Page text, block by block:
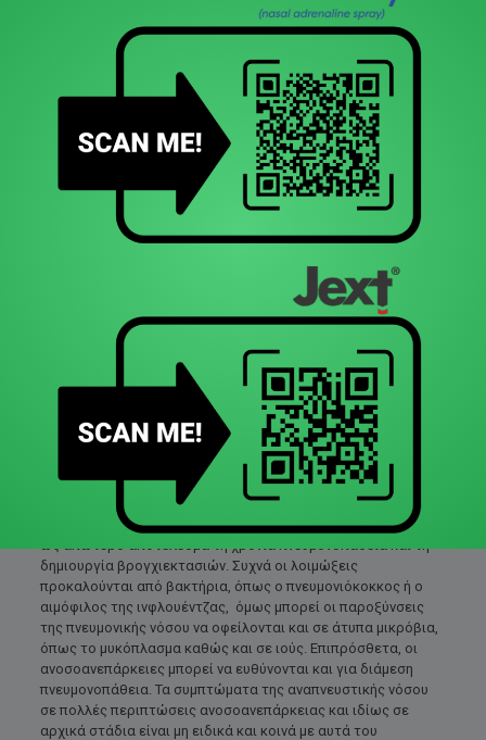
εμφανίζεται μετά την εισαγωγή τροφών που περιέχουν
γλουτένη στο διαιτολόγιο, οφείλεται σε αυτοάνοσο
μηχανισμό που πυροδοτείται από τη γλουτένη και στην
κλασική της μορφή συνήθως εμφανίζεται σε παιδιά έως 3
ετών και προκαλεί εντεροπάθεια, με αποτέλεσμα κοιλιακό
πόνο και διάρροια, εμέτους, δυσαπορρόφηση θρεπτικών
συστατικών και καθυστέρηση της ανάπτυξης. Η ΙΦΝΕ επίσης
αποτελεί αυτοάνοση διαταραχή που εμφανίζεται με κοιλιακό
άλγος, διάρροιες και απώλεια βάρους, όμως σπάνια
δημιουργεί διαφοροδιαγνωστικό πρόβλημα, καθώς συνήθως
εμφανίζεται στην εφηβεία, υπάρχουν αιμαρραγικές κενώσεις
και συχνά χαρακτηριστικές εξωεντερικές εκδηλώσεις.
συνυπάρχουν. Έτσι, σε κάποιες ανοσοανεπάρκειες έχει
αναφερθεί αυξημένο ποσοστό ασθενών με τροφική αλλεργία,
όπως π.χ. σε υπογαμμασφαιριναιμία, εκλεκτική ανεπάρκεια
IgA, υπερ- IgM σύνδρομο 1 (μετάλλαξη στο γονίδιο του CD40
ligand), HIES, SCID. Στην ανεπάρκεια της IgA αναφέρεται
20πλάσιος κίνδυνος για κοιλιοκάκη. Σε ασθενείς με κοινή
ποικίλη ανοσοανεπάρκεια μπορεί να συνυπάρχει ΙΦΝΕ.
Τέλος, αναπνευστικές αλλεργίες και ανοσολογικές
διαταραχές μπορεί να μοιράζονται κοινά συμπτώματα. Οι
πρωτοπαθείς αντισωματικές ανεπάρκειες, που είναι και οι
πιο συχνές ανοσοανεπάρκειες προδιαθέτουν σε σοβαρές και
υποτροπιάζουσες λοιμώξεις αναπνευστικού και συχνά έχουν
δημιουργία βρογχιεκτασιών. Συχνά οι λοιμώξεις
προκαλούνται από βακτήρια, όπως ο πνευμονιόκοκκος ή ο
αιμόφιλος της ινφλουέντζας, όμως μπορεί οι παροξύνσεις
της πνευμονικής νόσου να οφείλονται και σε άτυπα μικρόβια,
όπως το μυκόπλασμα καθώς και σε ιούς. Επιπρόσθετα, οι
ανοσοανεπάρκειες μπορεί να ευθύνονται και για διάμεση
πνευμονοπάθεια. Τα συμπτώματα της αναπνευστικής νόσου
σε πολλές περιπτώσεις ανοσοανεπάρκειας και ιδίως σε
αρχικά στάδια είναι μη ειδικά και κοινά με αυτά του